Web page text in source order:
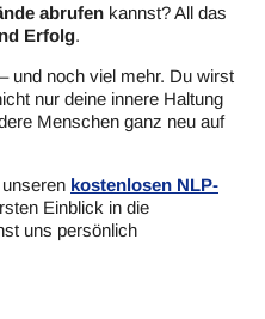
abrufen kannst? All das
Erfolg.
und noch viel mehr. Du wirst
nur deine innere Haltung
Menschen ganz neu auf
kostenlosen NLP-
Einblick in die
uns persönlich